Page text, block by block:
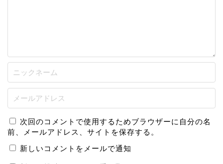
次回のコメントで使用するためブラウザーに自分の名
前、メールアドレス、サイトを保存する。
新しいコメントをメールで通知